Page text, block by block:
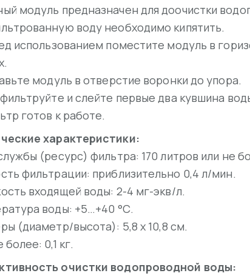
модуль предназначен для доочистки
воду необходимо кипятить.
использованием поместите модуль в
модуль в отверстие воронки до упора.
и слейте первые два кувшина
готов к работе.
характеристики:
(ресурс) фильтра: 170 литров или не
фильтрации: приблизительно 0,4 л/мин.
входящей воды: 2-4 мг-экв/л.
воды: +5…+40 °С.
(диаметр/высота): 5,8 x 10,8 см.
более: 0,1 кг.
очистки водопроводной воды: